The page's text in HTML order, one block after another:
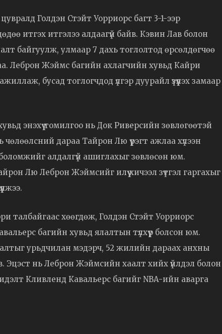
Голдэн Стэйт Уорриорс багт 3-1-ээр
итгэх итгэлээ алдаагүй байв. Кэвин Лав болон
байгуулж, улмаар 7 дахь тоглолтод өрсөлдөгчөө
Леброн Жэймс багийн ахлагчийн хувьд Кайри
бусад тоглогчдод үлгэр дуурайл үзүүлэх замаар
энэхүү томилгоо нь Док Риверсийн зөвлөгөөтэй
дараа Тайрон Лю үүрэгт ажлаа хүлээн
боломжийг алдалгүй ашиглахыг зөвлөсөн юм.
Лю Леброн Жэймсийг илүү хичээл зүтгэл гаргахыг
талбайгаас хөөгдөж, Голдэн Стэйт Уорриорс
багийн хувьд ялалтын түлхүүр болсон юм.
урьдчилан мэдэрч, 52 жилийн дараах анхны
Эцэст нь Леброн Жэймсийн хаалт хийх үйлдэл болон
Кливленд Кавальерс багийг NBA-ийн аварга